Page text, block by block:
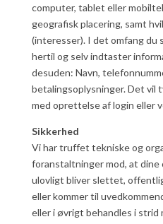
computer, tablet eller
geografisk placering, samt
(interesser). I det omfang du
hertil og selv indtaster
desuden: Navn,
betalingsoplysninger. Det vil
med oprettelse af login eller
Sikkerhed
Vi har truffet tekniske og
foranstaltninger mod, at
ulovligt bliver slettet,
eller kommer til
eller i øvrigt behandles i strid